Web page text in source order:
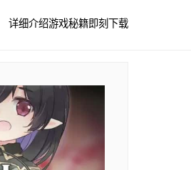
详细介绍游戏秘籍即刻下载